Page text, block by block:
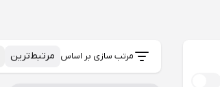
مرتب سازی بر اساس مرتبط‌ترین